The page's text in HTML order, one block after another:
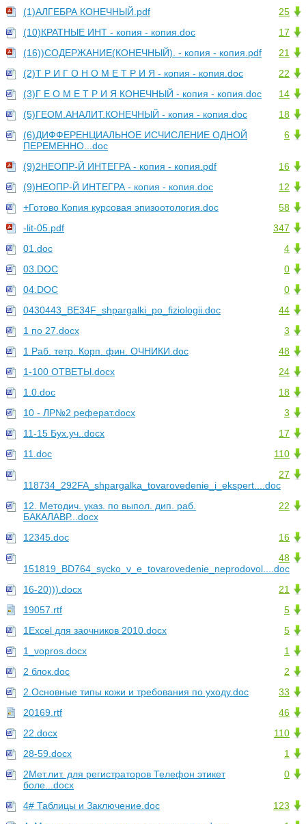
25
(1)АЛГЕБРА КОНЕЧНЫЙ.pdf
17
(10)КРАТНЫЕ ИНТ - копия - копия.doc
21
(16))СОДЕРЖАНИЕ(КОНЕЧНЫЙ). - копия - копия.pdf
22
(2)Т Р И Г О Н О М Е Т Р И Я - копия - копия.doc
14
(3)Г Е О М Е Т Р И Я КОНЕЧНЫЙ - копия - копия.doc
18
(5)ГЕОМ.АНАЛИТ.КОНЕЧНЫЙ - копия - копия.doc
6
(6)ДИФФЕРЕНЦИАЛЬНОЕ ИСЧИСЛЕНИЕ ОДНОЙ
ПЕРЕМЕННО...doc
16
(9)2НЕОПР-Й ИНТЕГРА - копия - копия.pdf
12
(9)НЕОПР-Й ИНТЕГРА - копия - копия.doc
58
+Готово Копия курсовая эпизоотология.doc
347
-lit-05.pdf
4
01.doc
0
03.DOC
0
04.DOC
44
0430443_BE34F_shpargalki_po_fiziologii.doc
3
1 по 27.docx
48
1 Раб. тетр. Корп. фин. ОЧНИКИ.doc
24
1-100 ОТВЕТЫ.docx
18
1.0.doc
3
10 - ЛР№2 реферат.docx
17
11-15 Бух.уч..docx
110
11.doc
27
118734_292FA_shpargalka_tovarovedenie_i_ekspert....doc
22
12. Методич. указ. по выпол. дип. раб.
БАКАЛАВР...docx
16
12345.doc
48
151819_BD764_sycko_v_e_tovarovedenie_neprodovol....doc
21
16-20))).docx
5
19057.rtf
5
1Excel для заочников 2010.docx
1
1_vopros.docx
2
2 блок.doc
33
2.Основные типы кожи и требования по уходу.doc
46
20169.rtf
110
22.docx
1
28-59.docx
0
2Мет.лит. для регистраторов Телефон этикет
боле...docx
123
4# Таблицы и Заключение.doc